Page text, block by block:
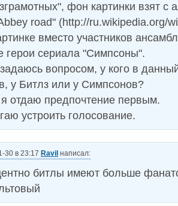
фон картинки взят с
road" (http://ru.wikipedia.org/
вместо участников
герои сериала "Симпсоны".
вопросом, у кого в
у Битлз или у Симпсонов?
отдаю предпочтение первым.
устроить голосование.
30 в 23:17 Ravil написал:
битлы имеют больше